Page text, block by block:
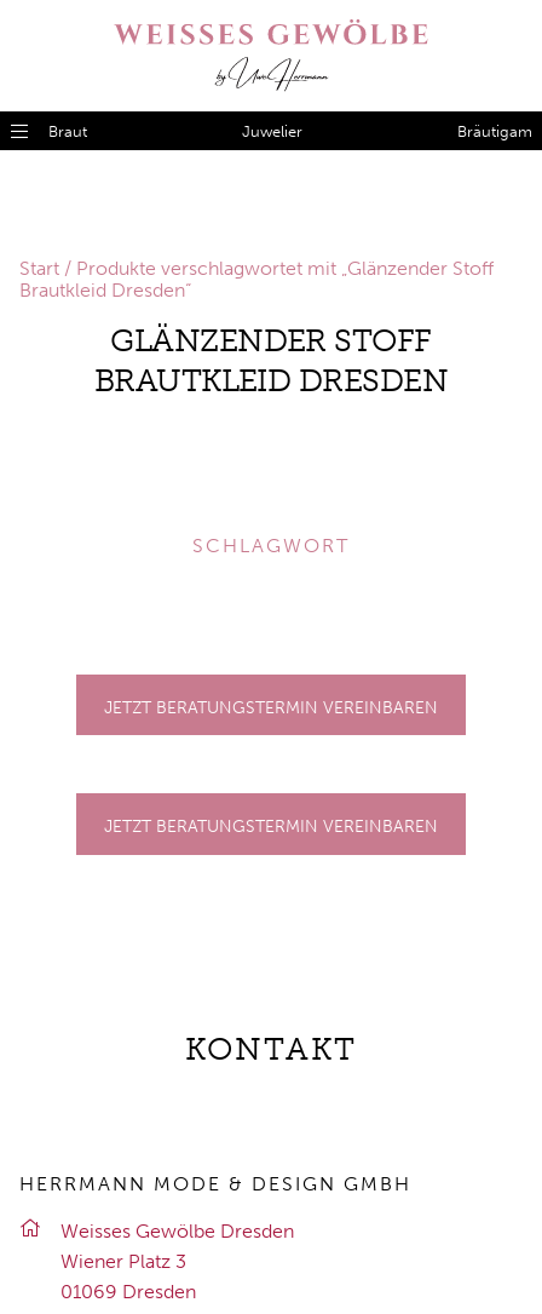
Braut Juwelier Bräutigam
Start / Produkte verschlagwortet mit „Glänzender Stoff
Brautkleid Dresden“
GLÄNZENDER STOFF
BRAUTKLEID DRESDEN
SCHLAGWORT
JETZT BERATUNGSTERMIN VEREINBAREN
JETZT BERATUNGSTERMIN VEREINBAREN
KONTAKT
HERRMANN MODE & DESIGN GMBH
Weis­ses Ge­wöl­be Dres­den
Wie­ner Platz 3
01069 Dres­den